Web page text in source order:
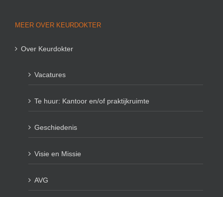
MEER OVER KEURDOKTER
Over Keurdokter
Vacatures
Te huur: Kantoor en/of praktijkruimte
Geschiedenis
Visie en Missie
AVG